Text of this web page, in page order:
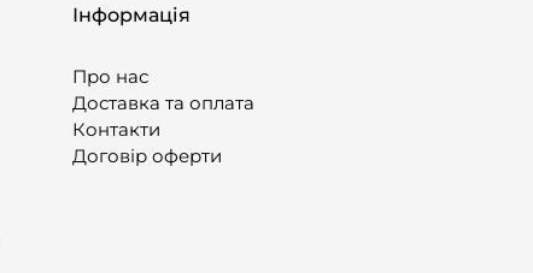
Інформація
Про нас
Доставка та оплата
Контакти
Договір оферти